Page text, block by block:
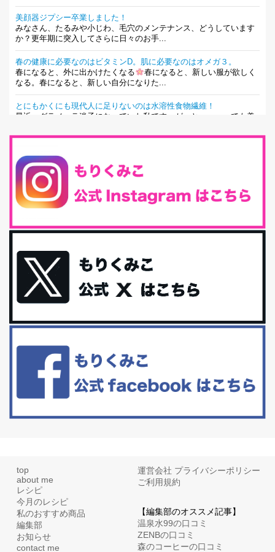
美顔器ジプシー卒業しました！
みなさん、たるみや小じわ、毛穴のメンテナンス、どうしています
か？更年期に突入してさらに日々のお手...
春の健康に必要なのはビタミンD。肌に必要なのはオメガ３。
春になると、外に出かけたくなる
春になると、新しい服が欲しく
なる。春になると、新しい自分になりた...
とにもかくにも現代人に足りないのは水溶性食物繊維！
最近、グラノーラ迷子になっていた私です。が、と〜〜〜っても美
腸内環境を整えることは、健康維持の中でいっちばん大事！だと私
は思っています。 ヒトの免...
iHerb特大セール終了間近！みんな何買う？
最近お風呂上がりの炭酸水をシリカシリカにしているんだけど確か
今回は、最近毎回定期的に購入している「楽天ふるさと納税」の返
礼品トップ５を紹介します。今までいろ...
更年期を穏やかに乗りきるために今できる５つのこと。
アラフィフからの体と心の整え方。 私も気づけばアラフィフ、これ
といった更年期症状はまだ...
白髪・美容・免疫力、現代人に足りないのは海藻！
リーブオイルorごま油をたらす。&n...
top
about me
レシピ
今月のレシピ
私のおすすめ商品
編集部
お知らせ
contact me
運営会社 プライバシーポリシー
ご利用規約
【編集部のオススメ記事】
温泉水99の口コミ
ZENBの口コミ
森のコーヒーの口コミ